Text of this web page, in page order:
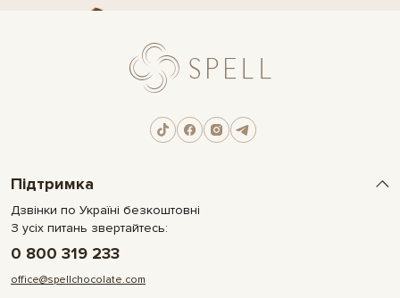
Підтримка
Дзвінки по Україні безкоштовні
З усіх питань звертайтесь:
0 800 319 233
office@spellchocolate.com